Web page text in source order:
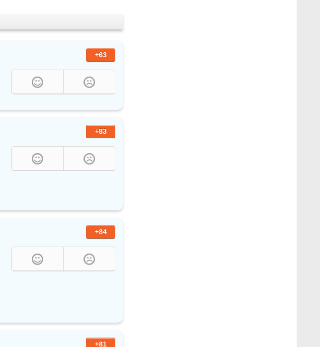
+63
+83
+84
+81